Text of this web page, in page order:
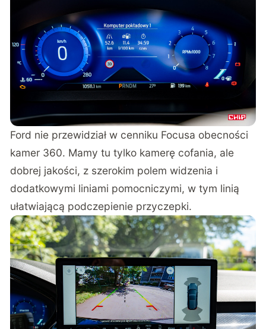
Ford nie przewidział w cenniku Focusa obecności
kamer 360. Mamy tu tylko kamerę cofania, ale
dobrej jakości, z szerokim polem widzenia i
dodatkowymi liniami pomocniczymi, w tym linią
ułatwiającą podczepienie przyczepki.